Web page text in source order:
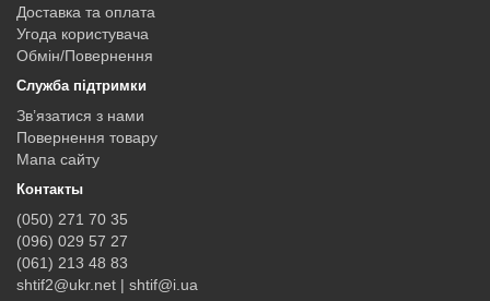
Доставка та оплата
Угода користувача
Обмін/Повернення
Служба підтримки
Зв’язатися з нами
Повернення товару
Мапа сайту
Контакты
(050) 271 70 35
(096) 029 57 27
(061) 213 48 83
shtif2@ukr.net | shtif@i.ua